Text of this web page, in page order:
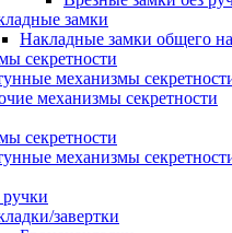
замки
Накладные замки общего
секретности
механизмы
механизмы секретности
секретности
механизмы
завертки